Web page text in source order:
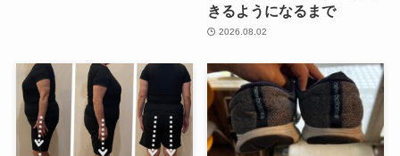
きるようになるまで
2026.08.02